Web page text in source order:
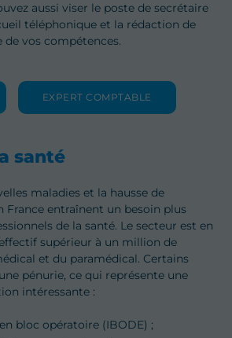
aussi viser le poste de secrétaire
téléphonique et la rédaction de
vos compétences.
EXPERT COMPTABLE
santé
maladies et la hausse de
France entraînent un besoin plus
de la santé. Le secteur est en
supérieur à un million de
et du paramédical. Certains
pénurie, ce qui représente une
intéressante :
bloc opératoire (IBODE) ;